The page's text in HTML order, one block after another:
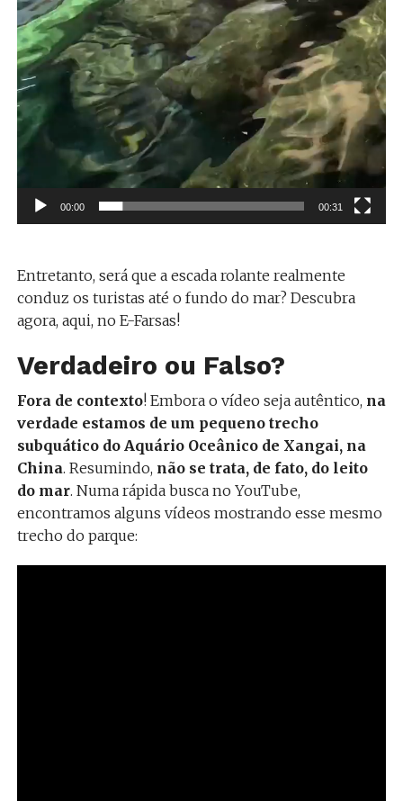
00:00 00:31
Entretanto, será que a escada rolante realmente
conduz os turistas até o fundo do mar? Descubra
agora, aqui, no E-Farsas!
Verdadeiro ou Falso?
Fora de contexto! Embora o vídeo seja autêntico, na
verdade estamos de um pequeno trecho
subquático do Aquário Oceânico de Xangai, na
China. Resumindo, não se trata, de fato, do leito
do mar. Numa rápida busca no YouTube,
encontramos alguns vídeos mostrando esse mesmo
trecho do parque: